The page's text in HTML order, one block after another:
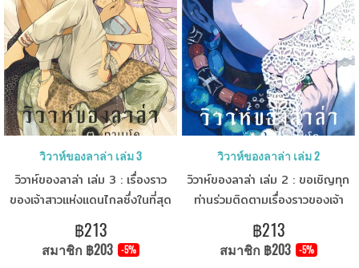
วิวาห์ของลาล่า เล่ม 3
วิวาห์ของลาล่า เล่ม 3 : เรื่องราว
ของเจ้าสาวแห่งแดนไกลซึ่งในที่สุด
ดำเนินมาถึงฉากที่สาม!
฿213
สมาชิก ฿203 -5%
วิวาห์ของลาล่า เล่ม 2
วิวาห์ของลาล่า เล่ม 2 : ขอเชิญทุก
ท่านร่วมติดตามเรื่องราวของเจ้า
สาวแห่งดินแดนอันไกลโพ้นซึ่ง
ดำเนินมาถึงฉากที่ 2 ไปพร้อมๆกัน
฿213
สมาชิก ฿203 -5%